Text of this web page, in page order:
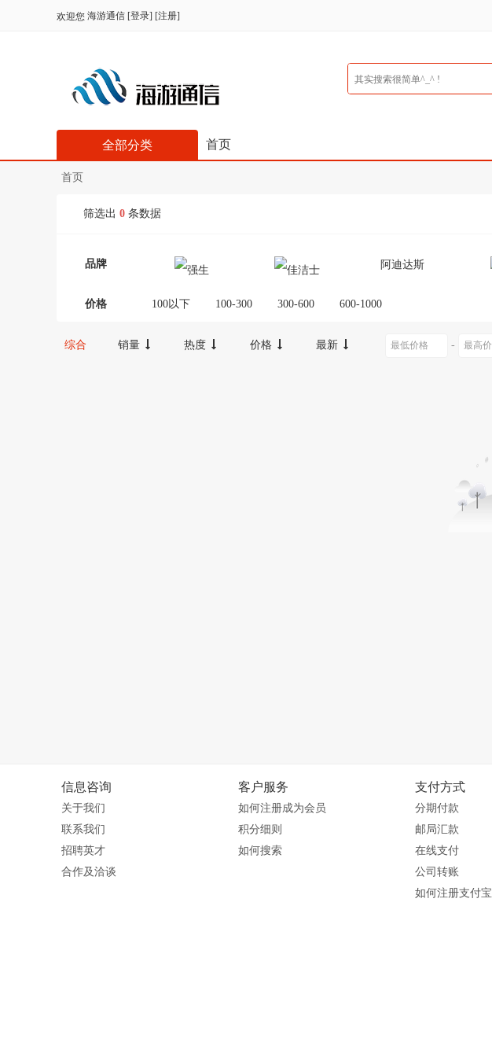
欢迎您 海游通信 [登录] [注册]
首页
全部分类
首页
筛选出 0 条数据
品牌 阿迪达斯
价格 100以下 100-300 300-600 600-1000
综合 销量 热度 价格 最新 -
信息咨询
关于我们
联系我们
招聘英才
合作及洽谈
客户服务
如何注册成为会员
积分细则
如何搜索
支付方式
分期付款
邮局汇款
在线支付
公司转账
如何注册支付宝